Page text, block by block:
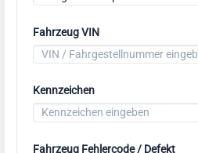
Fahrzeug VIN
Kennzeichen
Fahrzeug Fehlercode / Defekt